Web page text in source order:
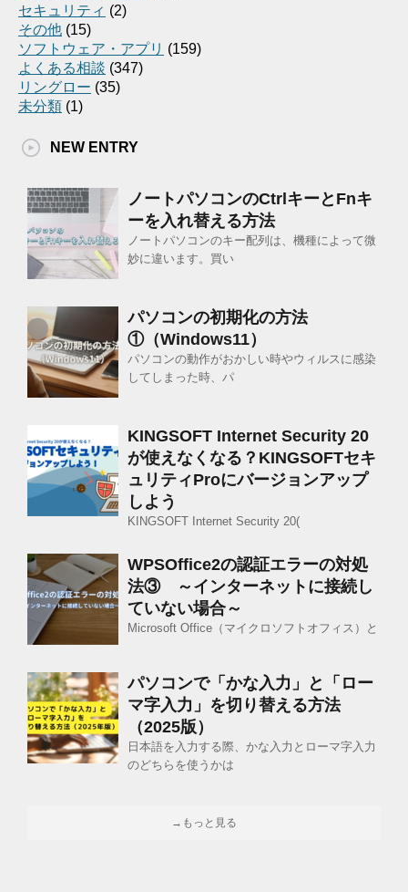
セキュリティ (2)
その他 (15)
ソフトウェア・アプリ (159)
よくある相談 (347)
リングロー (35)
未分類 (1)
NEW ENTRY
ノートパソコンのCtrlキーとFnキ
ーを入れ替える方法
ノートパソコンのキー配列は、機種によって微
妙に違います。買い
パソコンの初期化の方法
①（Windows11）
パソコンの動作がおかしい時やウィルスに感染
してしまった時、パ
KINGSOFT Internet Security 20
が使えなくなる？KINGSOFTセキ
ュリティProにバージョンアップ
しよう
KINGSOFT Internet Security 20(
WPSOffice2の認証エラーの対処
法③ ～インターネットに接続し
ていない場合～
Microsoft Office（マイクロソフトオフィス）と
パソコンで「かな入力」と「ロー
マ字入力」を切り替える方法
（2025版）
日本語を入力する際、かな入力とローマ字入力
のどちらを使うかは
→もっと見る